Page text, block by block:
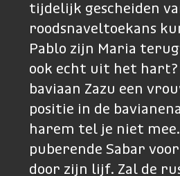
tijdelijk gescheiden
roodsnaveltoekans
Pablo zijn Maria
ook echt uit het
baviaan Zazu een
positie in de
harem tel je niet
puberende Sabar
door zijn lijf. Zal de